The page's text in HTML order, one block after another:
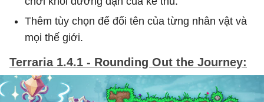
​Thêm tùy chọn để đổi tên của từng nhân vật và
mọi thế giới.
Terraria 1.4.1 - Rounding Out the Journey: